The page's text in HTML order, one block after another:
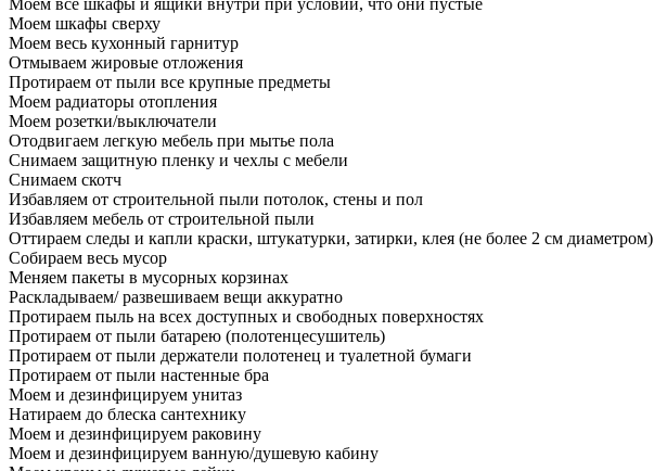
Моем все шкафы и ящики внутри при условии, что они пустые
Моем шкафы сверху
Моем весь кухонный гарнитур
Отмываем жировые отложения
Протираем от пыли все крупные предметы
Моем радиаторы отопления
Моем розетки/выключатели
Отодвигаем легкую мебель при мытье пола
Снимаем защитную пленку и чехлы с мебели
Снимаем скотч
Избавляем от строительной пыли потолок, стены и пол
Избавляем мебель от строительной пыли
Оттираем следы и капли краски, штукатурки, затирки, клея (не более 2 см диаметром)
Собираем весь мусор
Меняем пакеты в мусорных корзинах
Раскладываем/ развешиваем вещи аккуратно
Протираем пыль на всех доступных и свободных поверхностях
Протираем от пыли батарею (полотенцесушитель)
Протираем от пыли держатели полотенец и туалетной бумаги
Протираем от пыли настенные бра
Моем и дезинфицируем унитаз
Натираем до блеска сантехнику
Моем и дезинфицируем раковину
Моем и дезинфицируем ванную/душевую кабину